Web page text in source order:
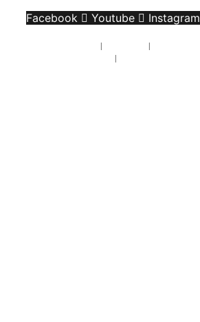
Facebook Youtube Instagram
| |
|